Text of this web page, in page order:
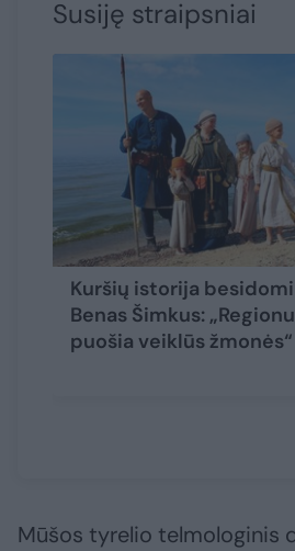
Susiję straipsniai
Kuršių istorija
Benas Šimkus:
puošia veiklūs žmonės“
Mūšos tyrelio telmologinis